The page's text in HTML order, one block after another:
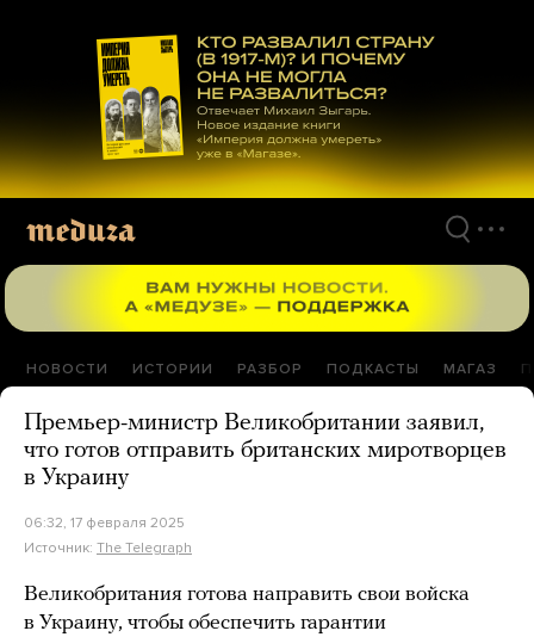
материалам
НОВОСТИ ИСТОРИИ РАЗБОР ПОДКАСТЫ МАГАЗ
Премьер-министр Великобритании заявил,
что готов отправить британских миротворцев
в Украину
06:32, 17 февраля 2025
Источник: The Telegraph
Великобритания готова направить свои войска
в Украину, чтобы обеспечить гарантии